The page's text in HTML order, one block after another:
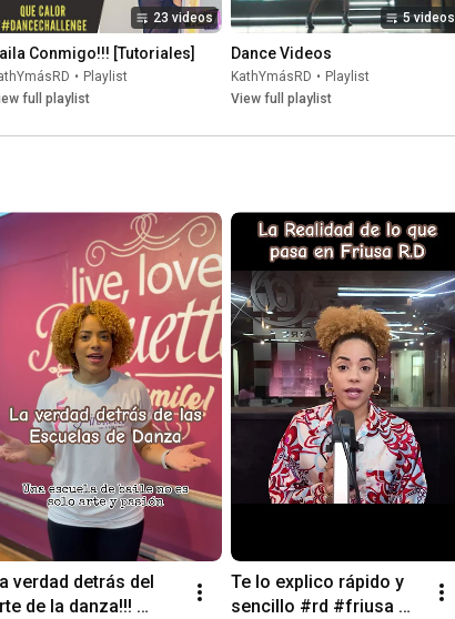
23 videos
Conmigo!!! [Tutoriales]
• Playlist
full playlist
5 videos
Dance Videos
KathYmásRD • Playlist
View full playlist
verdad detrás del
de la danza!!!
Te lo explico rápido y
sencillo #rd #friusa